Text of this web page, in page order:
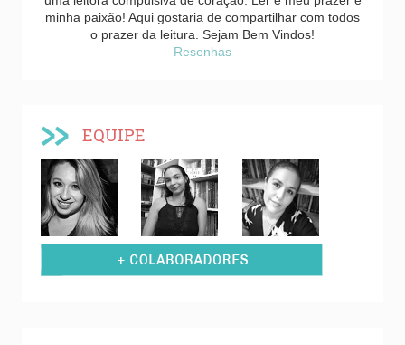
minha paixão! Aqui gostaria de compartilhar com todos
o prazer da leitura. Sejam Bem Vindos!
Resenhas
EQUIPE